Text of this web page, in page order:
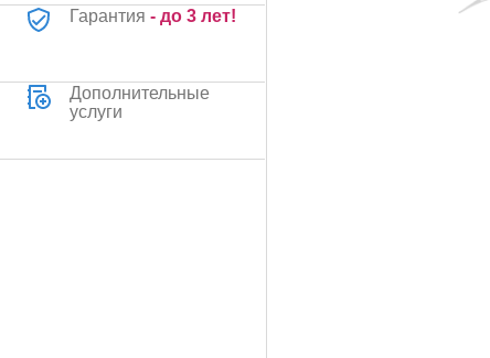
Гарантия - до 3 лет!
Дополнительные
услуги